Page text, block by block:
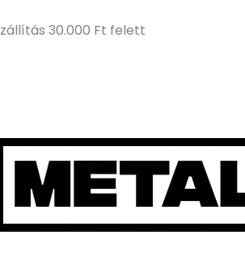
30.000 Ft felett